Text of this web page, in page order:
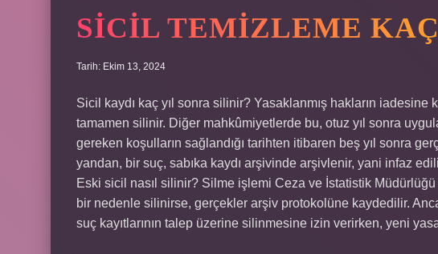
SICIL TEMIZLEME
Tarih: Ekim 13, 2024
Sicil kaydı kaç yıl sonra silinir? Yasaklanmış hakların iadesine
tamamen silinir. Diğer mahkûmiyetlerde bu, otuz yıl sonra
gereken koşulların sağlandığı tarihten itibaren beş yıl sonra
yandan, bir suç, sabıka kaydı arşivinde arşivlenir, yani infaz
Eski sicil nasıl silinir? Silme işlemi Ceza ve İstatistik Müdürlüğü
bir nedenle silinirse, gerçekler arşiv protokolüne kaydedilir.
suç kayıtlarının talep üzerine silinmesine izin verirken, yeni